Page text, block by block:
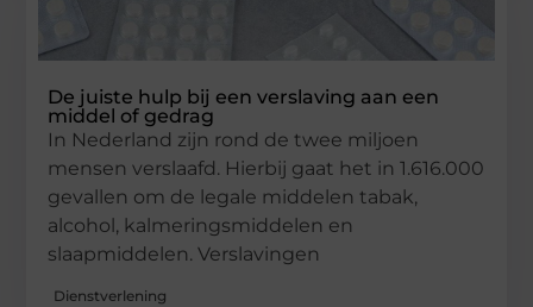
De juiste hulp bij een verslaving aan een
middel of gedrag
In Nederland zijn rond de twee miljoen
mensen verslaafd. Hierbij gaat het in 1.616.000
gevallen om de legale middelen tabak,
alcohol, kalmeringsmiddelen en
slaapmiddelen. Verslavingen
Dienstverlening